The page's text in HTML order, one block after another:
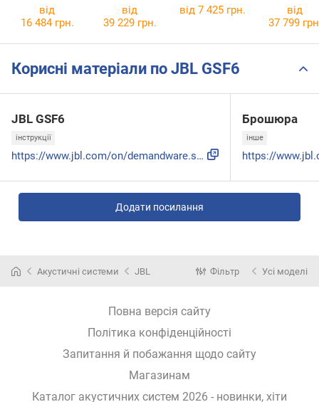
Reference
від
16 484 грн.
від
39 229 грн.
від 7 425 грн.
від
37 799
Корисні матеріали по JBL GSF6
JBL GSF6
інструкції
https://www.jbl.com/on/demandware.static/-/Sites-masterCata...
Брошюра
інше
Додати посилання
Акустичні системи JBL Фільтр Усі моделі
Повна версія сайту
Політика конфіденційності
Запитання й побажання щодо сайту
Магазинам
Каталог акустичних систем 2026 - новинки, хіти